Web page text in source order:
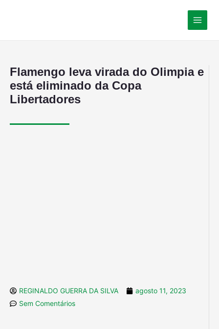
Flamengo leva virada do Olimpia e
está eliminado da Copa
Libertadores
REGINALDO GUERRA DA SILVA
agosto 11, 2023
Sem Comentários